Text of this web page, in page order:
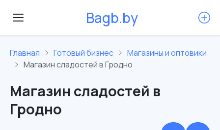
Bagb.by
Главная Готовый бизнес
Магазины и оптовики
Магазин сладостей в Гродно
Магазин сладостей в
Гродно